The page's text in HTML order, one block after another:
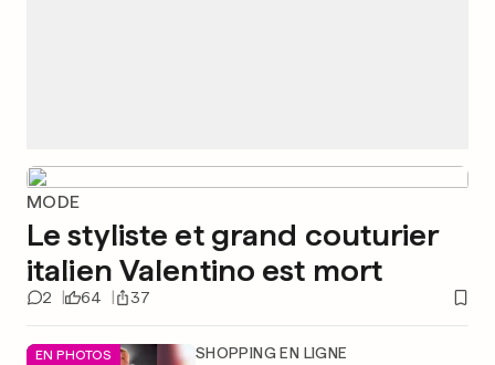
MODE
Le styliste et grand couturier
italien Valentino est mort
2 64 37
EN PHOTOS SHOPPING EN LIGNE